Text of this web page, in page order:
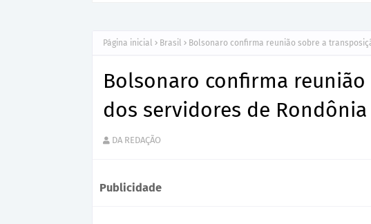
Página inicial Brasil Bolsonaro confirma reunião sobre a
Bolsonaro confirma
dos servidores de Rondônia
DA REDAÇÃO
Publicidade